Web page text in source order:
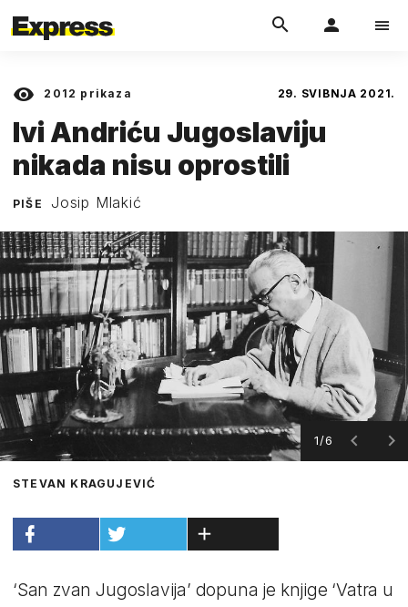
2012 prikaza 29. SVIBNJA 2021.
Ivi Andriću Jugoslaviju
nikada nisu oprostili
PIŠE Josip Mlakić
1/6
STEVAN KRAGUJEVIĆ
‘San zvan Jugoslavija’ dopuna je knjige ‘Vatra u